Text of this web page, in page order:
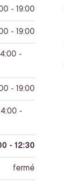
- 19:00
- 19:00
-
- 19:00
-
- 12:30
fermé